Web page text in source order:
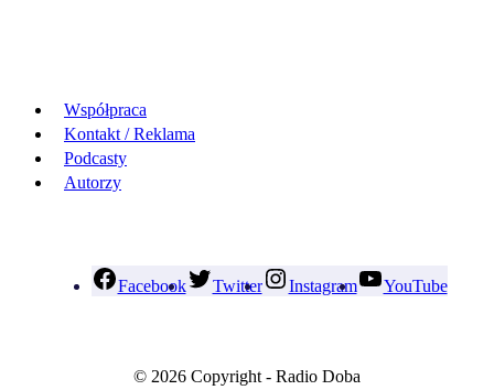
Współpraca
Kontakt / Reklama
Podcasty
Autorzy
Facebook Twitter Instagram YouTube
© 2026 Copyright - Radio Doba